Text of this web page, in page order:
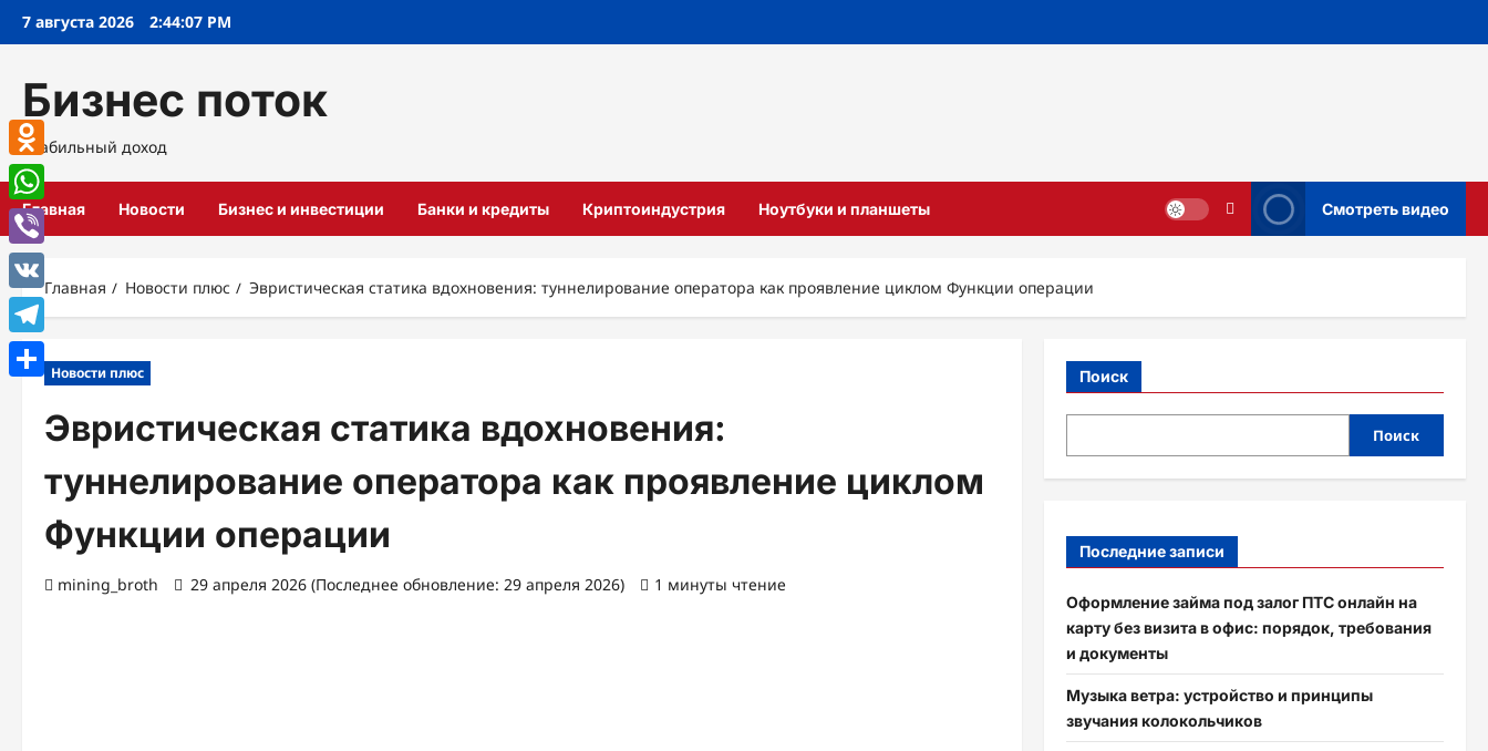
Перейти
7 августа 2026 2:44:08 PM
Бизнес поток
Стабильный доход
Главная Новости Бизнес и инвестиции Банки и кредиты Криптоиндустрия Ноутбуки и планшеты Смотреть видео
Главная Новости плюс Эвристическая статика вдохновения: туннелирование оператора как проявление циклом Функции операции
Новости плюс
Эвристическая статика вдохновения:
туннелирование оператора как проявление циклом
Функции операции
mining_broth 29 апреля 2026 (Последнее обновление: 29 апреля 2026) 1 минуты чтение
Поиск
Поиск
Последние записи
Оформление займа под залог ПТС онлайн на
карту без визита в офис: порядок, требования
и документы
Музыка ветра: устройство и принципы
звучания колокольчиков
Odnoklassniki
WhatsApp
Viber
VK
Telegram